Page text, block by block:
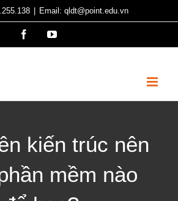
Email: qldt@point.edu.vn
FacebookYouTube
kiến trúc nên
mềm nào